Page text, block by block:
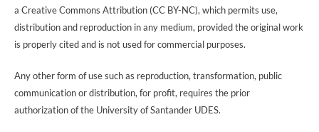
a Creative Commons Attribution (CC BY-NC), which permits use,
distribution and reproduction in any medium, provided the original work
is properly cited and is not used for commercial purposes.
Any other form of use such as reproduction, transformation, public
communication or distribution, for profit, requires the prior
authorization of the University of Santander UDES.